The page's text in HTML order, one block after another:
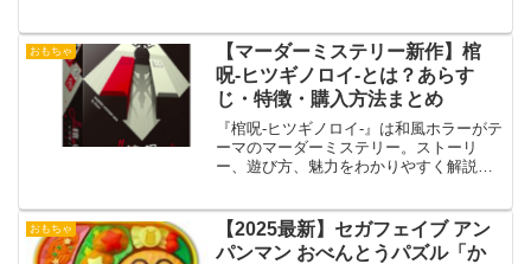
おもちゃ
【マーダーミステリー新作】棺
呪-ヒツギノロイ-とは？あらす
じ・特徴・購入方法まとめ
『棺呪-ヒツギノロイ-』は和風ホラーがテ
ーマのマーダーミステリー。ストーリ
ー、遊び方、魅力をわかりやすく解説！
おもちゃ
【2025最新】セガフェイブ アン
パンマン おべんとうパズル「か